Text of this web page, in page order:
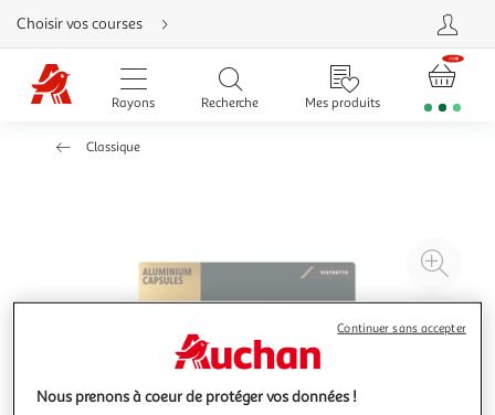
Aller
directement
au
contenu
Aller
directement
Aller
d'aide
Choisir vos courses
Rayons Recherche Mes produits
Classique
à
Nous prenons à coeur de protéger vos données !
Continuer sans accepter